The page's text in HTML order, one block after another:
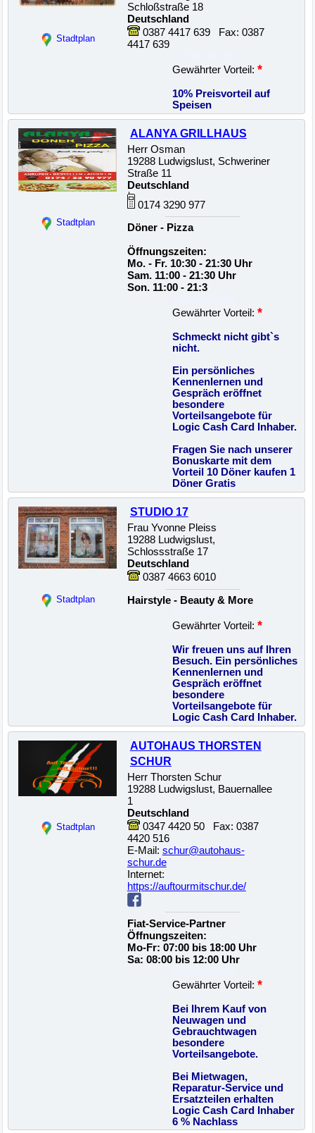
Stadtplan
Schloßstraße 18
Deutschland
0387 4417 639 Fax: 0387
4417 639
Gewährter Vorteil: *
10% Preisvorteil auf
Speisen
Stadtplan
ALANYA GRILLHAUS
Herr Osman
19288 Ludwigslust, Schweriner
Straße 11
Deutschland
0174 3290 977
Döner - Pizza
Öffnungszeiten:
Mo. - Fr. 10:30 - 21:30 Uhr
Sam. 11:00 - 21:30 Uhr
Son. 11:00 - 21:3
Gewährter Vorteil: *
Schmeckt nicht gibt`s
nicht.
Ein persönliches
Kennenlernen und
Gespräch eröffnet
besondere
Vorteilsangebote für
Logic Cash Card Inhaber.
Fragen Sie nach unserer
Bonuskarte mit dem
Vorteil 10 Döner kaufen 1
Döner Gratis
Stadtplan
STUDIO 17
Frau Yvonne Pleiss
19288 Ludwigslust,
Schlossstraße 17
Deutschland
0387 4663 6010
Hairstyle - Beauty & More
Gewährter Vorteil: *
Wir freuen uns auf Ihren
Besuch. Ein persönliches
Kennenlernen und
Gespräch eröffnet
besondere
Vorteilsangebote für
Logic Cash Card Inhaber.
Stadtplan
AUTOHAUS THORSTEN
SCHUR
Herr Thorsten Schur
19288 Ludwigslust, Bauernallee
1
Deutschland
0347 4420 50 Fax: 0387
4420 516
E-Mail: schur@autohaus-
schur.de
Internet:
https://auftourmitschur.de/
Fiat-Service-Partner
Öffnungszeiten:
Mo-Fr: 07:00 bis 18:00 Uhr
Sa: 08:00 bis 12:00 Uhr
Gewährter Vorteil: *
Bei Ihrem Kauf von
Neuwagen und
Gebrauchtwagen
besondere
Vorteilsangebote.
Bei Mietwagen,
Reparatur-Service und
Ersatzteilen erhalten
Logic Cash Card Inhaber
6 % Nachlass